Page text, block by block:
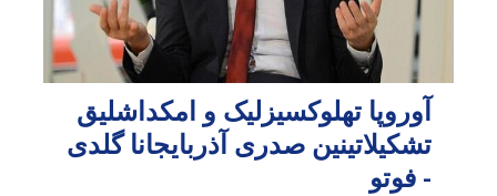
آوروپا تهلوکسیزلیک و امکداشلیق
تشکیلاتینین صدری آذربایجانا گلدی
- فوتو